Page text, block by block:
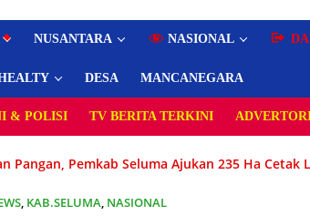
NUSANTARA NASIONAL
DESA MANCANEGARA
& POLISI TV BERITA TERKINI
Pangan, Pemkab Seluma Ajukan 235 Ha Cetak
, KAB.SELUMA, NASIONAL